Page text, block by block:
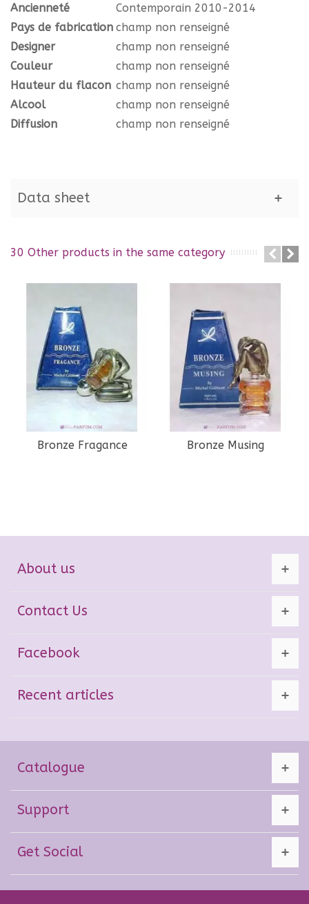
Ancienneté
Contemporain 2010-2014
Pays de fabrication champ non renseigné
Designer
champ non renseigné
Couleur
champ non renseigné
Hauteur du flacon champ non renseigné
Alcool
champ non renseigné
Diffusion
champ non renseigné
Data sheet
30 Other products in the same category
Bronze Fragance Bronze Musing
About us
Contact Us
Facebook
Recent articles
Catalogue
Support
Get Social